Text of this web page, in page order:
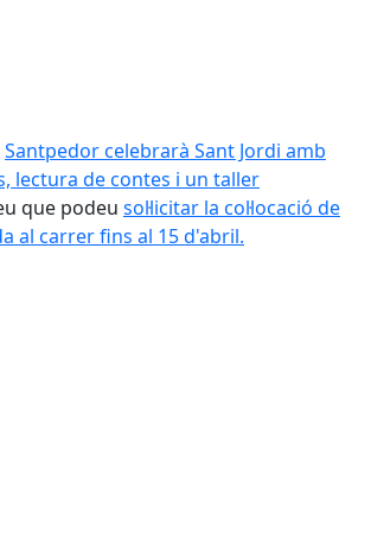
Santpedor celebrarà Sant Jordi amb
lectura de contes i un taller
que podeu sol·licitar la col·locació de
al carrer fins al 15 d'abril.